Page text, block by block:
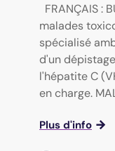
FRANÇAIS :
malades
spécialisé
d'un
l'hépatite C
en charge.
Plus d'info